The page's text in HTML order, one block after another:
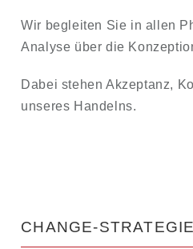
Wir begleiten Sie in allen
Analyse über die
Dabei stehen Akzeptanz,
unseres Handelns.
CHANGE-